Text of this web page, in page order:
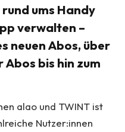
ums Handy
verwalten –
neuen Abos, über
bis hin zum
alao und TWINT ist
Nutzer:innen